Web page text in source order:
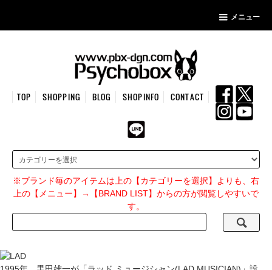
メニュー
TOP SHOPPING BLOG SHOPINFO CONTACT
※ブランド毎のアイテムは上の【カテゴリーを選択】よりも、右
上の【メニュー】→【BRAND LIST】からの方が閲覧しやすいで
す。